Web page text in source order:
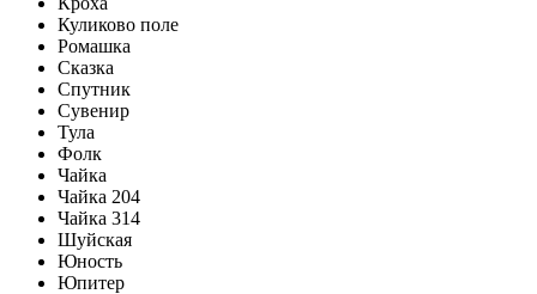
Куликово поле
Ромашка
Сказка
Спутник
Сувенир
Тула
Фолк
Чайка
Чайка 204
Чайка 314
Шуйская
Юность
Юпитер